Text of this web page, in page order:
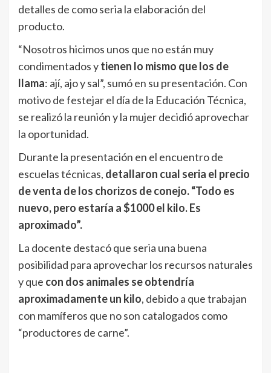
detalles de como seria la elaboración del
producto.
“Nosotros hicimos unos que no están muy
condimentados ytienen lo mismo que los de
llama: ají, ajo y sal”, sumó en su presentación. Con
motivo de festejar el día de la Educación Técnica,
se realizó la reunión y la mujer decidió aprovechar
la oportunidad.
Durante la presentación en el encuentro de
escuelas técnicas, detallaron cual seria el precio
de venta de los chorizos de conejo. “Todo es
nuevo, pero estaría a $1000 el kilo. Es
aproximado”.
La docente destacó que seria una buena
posibilidad para aprovechar los recursos naturales
y que con dos animales se obtendría
aproximadamente un kilo, debido a que trabajan
con mamíferos que no son catalogados como
“productores de carne”.